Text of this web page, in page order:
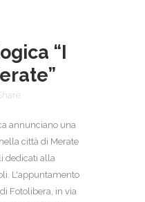
“I
annunciano una
città di Merate
dedicati alla
L'appuntamento
Fotolibera, in via